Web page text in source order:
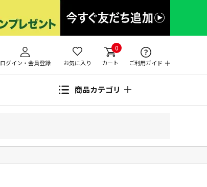
ログイン・会員登録 お気に入り
0
カート ご利用ガイド
商品カテゴリ